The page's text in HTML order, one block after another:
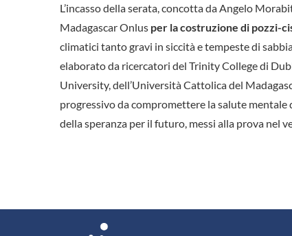
L’incasso della serata, concotta da Angelo
Madagascar Onlus per la costruzione di pozzi-
climatici tanto gravi in siccità e tempeste di
elaborato da ricercatori del Trinity College di
University, dell’Università Cattolica del
progressivo da compromettere la salute
della speranza per il futuro, messi alla prova nel